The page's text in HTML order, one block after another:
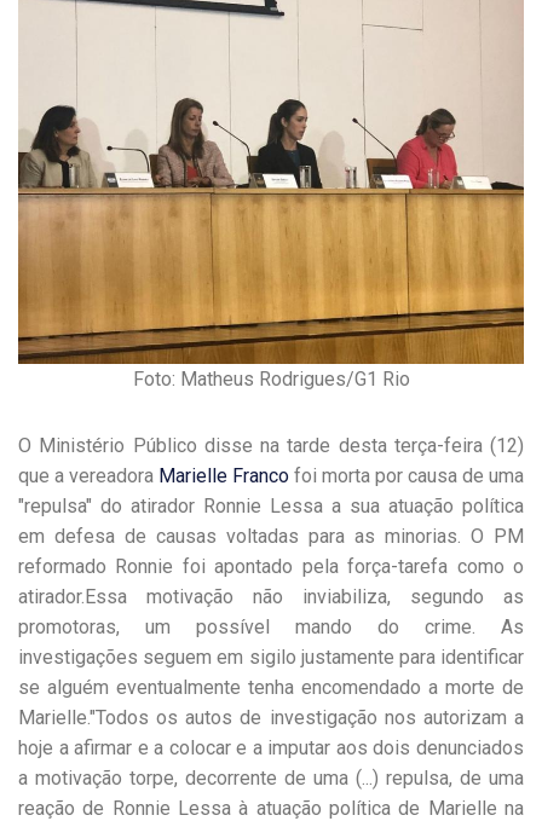
Foto: Matheus Rodrigues/G1 Rio
O Ministério Público disse na tarde desta terça-feira (12)
que a vereadora Marielle Franco foi morta por causa de uma
"repulsa" do atirador Ronnie Lessa a sua atuação política
em defesa de causas voltadas para as minorias. O PM
reformado Ronnie foi apontado pela força-tarefa como o
atirador.Essa motivação não inviabiliza, segundo as
promotoras, um possível mando do crime. As
investigações seguem em sigilo justamente para identificar
se alguém eventualmente tenha encomendado a morte de
Marielle."Todos os autos de investigação nos autorizam a
hoje a afirmar e a colocar e a imputar aos dois denunciados
a motivação torpe, decorrente de uma (...) repulsa, de uma
reação de Ronnie Lessa à atuação política de Marielle na